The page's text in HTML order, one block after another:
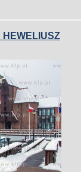
HEWELIUSZ